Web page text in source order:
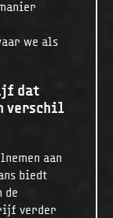
we als
dat
verschil
aan
biedt
de
verder